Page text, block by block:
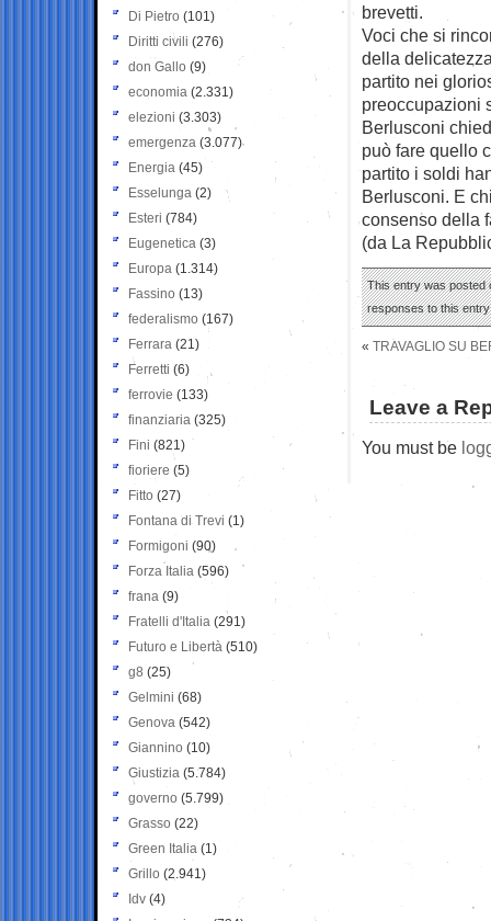
brevetti.
Voci che si
della
partito nei
preoccupazioni
Berlusconi
può fare quello
partito i soldi
Berlusconi. E
consenso della
(da La
This entry was posted
responses to this
« TRAVAGLIO SU
Leave a
You must be
Di Pietro (101)
Diritti civili (276)
don Gallo (9)
economia (2.331)
elezioni (3.303)
emergenza (3.077)
Energia (45)
Esselunga (2)
Esteri (784)
Eugenetica (3)
Europa (1.314)
Fassino (13)
federalismo (167)
Ferrara (21)
Ferretti (6)
ferrovie (133)
finanziaria (325)
Fini (821)
fioriere (5)
Fitto (27)
Fontana di Trevi (1)
Formigoni (90)
Forza Italia (596)
frana (9)
Fratelli d'Italia (291)
Futuro e Libertà (510)
g8 (25)
Gelmini (68)
Genova (542)
Giannino (10)
Giustizia (5.784)
governo (5.799)
Grasso (22)
Green Italia (1)
Grillo (2.941)
Idv (4)